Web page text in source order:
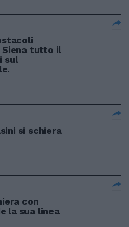
Siena tutto il
sul
si schiera
con
la sua linea